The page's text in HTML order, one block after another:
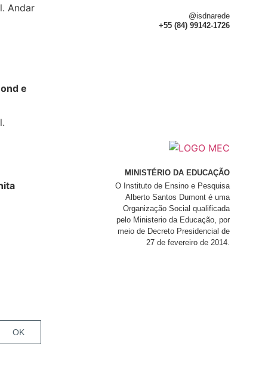
Andar
e
OK
@isdnarede
+55 (84) 99142-1726
MINISTÉRIO DA EDUCAÇÃO
O Instituto de Ensino e Pesquisa
Alberto Santos Dumont é uma
Organização Social qualificada
pelo Ministerio da Educação, por
meio de Decreto Presidencial de
27 de fevereiro de 2014.